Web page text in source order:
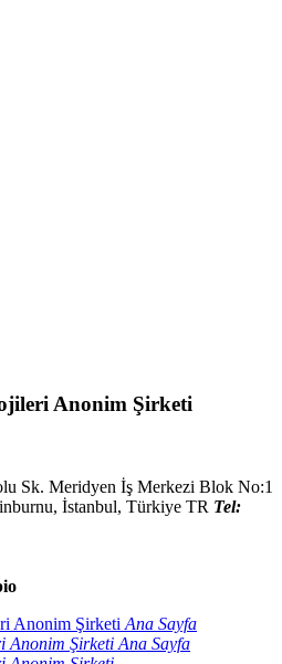
Anonim Şirketi
Sk. Meridyen İş Merkezi Blok No:1
İstanbul, Türkiye TR Tel:
Ana Sayfa
Ana Sayfa